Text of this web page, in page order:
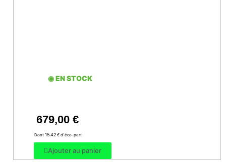
◉ EN STOCK
679,00 €
Dont 15.42 € d’ éco-part
Ajouter au panier